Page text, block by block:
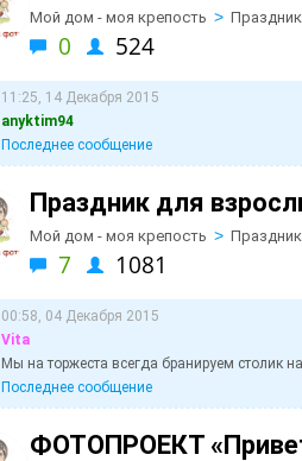
Мой дом - моя крепость >
0 524
11:25, 14 Декабря 2015
anyktim94
Последнее сообщение
Праздник для
Мой дом - моя крепость >
7 1081
00:58, 04 Декабря 2015
Vita
Мы на торжеста всегда бранируем столик
Последнее сообщение
ФОТОПРОЕКТ